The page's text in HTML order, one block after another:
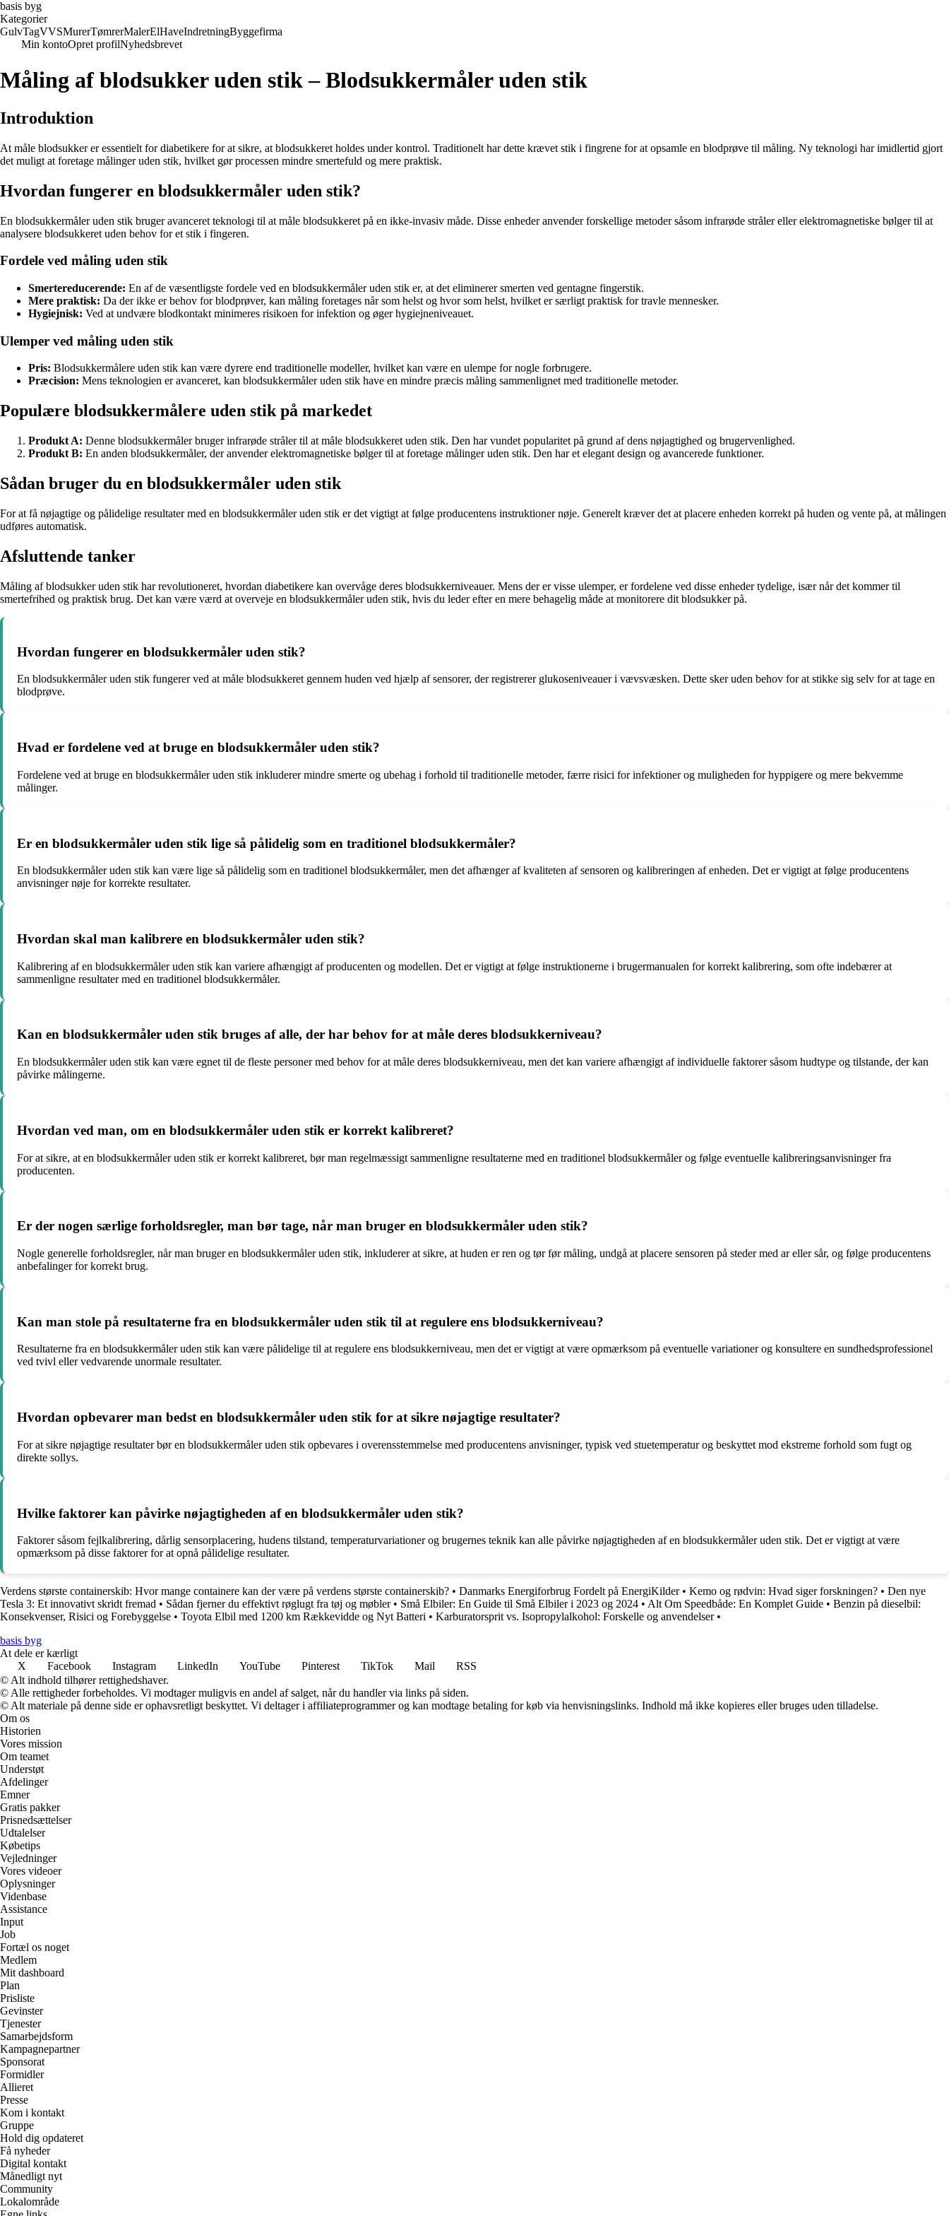
basis byg
Kategorier
GulvTagVVSMurerTømrerMalerElHaveIndretningByggefirma
Min kontoOpret profilNyhedsbrevet
Måling af blodsukker uden stik – Blodsukkermåler uden stik
Introduktion
At måle blodsukker er essentielt for diabetikere for at sikre, at blodsukkeret holdes under kontrol. Traditionelt har dette krævet stik i fingrene for at opsamle en blodprøve til måling. Ny teknologi har imidlertid gjort
det muligt at foretage målinger uden stik, hvilket gør processen mindre smertefuld og mere praktisk.
Hvordan fungerer en blodsukkermåler uden stik?
En blodsukkermåler uden stik bruger avanceret teknologi til at måle blodsukkeret på en ikke-invasiv måde. Disse enheder anvender forskellige metoder såsom infrarøde stråler eller elektromagnetiske bølger til at
analysere blodsukkeret uden behov for et stik i fingeren.
Fordele ved måling uden stik
Smertereducerende: En af de væsentligste fordele ved en blodsukkermåler uden stik er, at det eliminerer smerten ved gentagne fingerstik.
Mere praktisk: Da der ikke er behov for blodprøver, kan måling foretages når som helst og hvor som helst, hvilket er særligt praktisk for travle mennesker.
Hygiejnisk: Ved at undvære blodkontakt minimeres risikoen for infektion og øger hygiejneniveauet.
Ulemper ved måling uden stik
Pris: Blodsukkermålere uden stik kan være dyrere end traditionelle modeller, hvilket kan være en ulempe for nogle forbrugere.
Præcision: Mens teknologien er avanceret, kan blodsukkermåler uden stik have en mindre præcis måling sammenlignet med traditionelle metoder.
Populære blodsukkermålere uden stik på markedet
Produkt A: Denne blodsukkermåler bruger infrarøde stråler til at måle blodsukkeret uden stik. Den har vundet popularitet på grund af dens nøjagtighed og brugervenlighed.
Produkt B: En anden blodsukkermåler, der anvender elektromagnetiske bølger til at foretage målinger uden stik. Den har et elegant design og avancerede funktioner.
Sådan bruger du en blodsukkermåler uden stik
For at få nøjagtige og pålidelige resultater med en blodsukkermåler uden stik er det vigtigt at følge producentens instruktioner nøje. Generelt kræver det at placere enheden korrekt på huden og vente på, at målingen
udføres automatisk.
Afsluttende tanker
Måling af blodsukker uden stik har revolutioneret, hvordan diabetikere kan overvåge deres blodsukkerniveauer. Mens der er visse ulemper, er fordelene ved disse enheder tydelige, især når det kommer til
smertefrihed og praktisk brug. Det kan være værd at overveje en blodsukkermåler uden stik, hvis du leder efter en mere behagelig måde at monitorere dit blodsukker på.
Hvordan fungerer en blodsukkermåler uden stik?
En blodsukkermåler uden stik fungerer ved at måle blodsukkeret gennem huden ved hjælp af sensorer, der registrerer glukoseniveauer i vævsvæsken. Dette sker uden behov for at stikke sig selv for at tage en
blodprøve.
Hvad er fordelene ved at bruge en blodsukkermåler uden stik?
Fordelene ved at bruge en blodsukkermåler uden stik inkluderer mindre smerte og ubehag i forhold til traditionelle metoder, færre risici for infektioner og muligheden for hyppigere og mere bekvemme
målinger.
Er en blodsukkermåler uden stik lige så pålidelig som en traditionel blodsukkermåler?
En blodsukkermåler uden stik kan være lige så pålidelig som en traditionel blodsukkermåler, men det afhænger af kvaliteten af sensoren og kalibreringen af enheden. Det er vigtigt at følge producentens
anvisninger nøje for korrekte resultater.
Hvordan skal man kalibrere en blodsukkermåler uden stik?
Kalibrering af en blodsukkermåler uden stik kan variere afhængigt af producenten og modellen. Det er vigtigt at følge instruktionerne i brugermanualen for korrekt kalibrering, som ofte indebærer at
sammenligne resultater med en traditionel blodsukkermåler.
Kan en blodsukkermåler uden stik bruges af alle, der har behov for at måle deres blodsukkerniveau?
En blodsukkermåler uden stik kan være egnet til de fleste personer med behov for at måle deres blodsukkerniveau, men det kan variere afhængigt af individuelle faktorer såsom hudtype og tilstande, der kan
påvirke målingerne.
Hvordan ved man, om en blodsukkermåler uden stik er korrekt kalibreret?
For at sikre, at en blodsukkermåler uden stik er korrekt kalibreret, bør man regelmæssigt sammenligne resultaterne med en traditionel blodsukkermåler og følge eventuelle kalibreringsanvisninger fra
producenten.
Er der nogen særlige forholdsregler, man bør tage, når man bruger en blodsukkermåler uden stik?
Nogle generelle forholdsregler, når man bruger en blodsukkermåler uden stik, inkluderer at sikre, at huden er ren og tør før måling, undgå at placere sensoren på steder med ar eller sår, og følge producentens
anbefalinger for korrekt brug.
Kan man stole på resultaterne fra en blodsukkermåler uden stik til at regulere ens blodsukkerniveau?
Resultaterne fra en blodsukkermåler uden stik kan være pålidelige til at regulere ens blodsukkerniveau, men det er vigtigt at være opmærksom på eventuelle variationer og konsultere en sundhedsprofessionel
ved tvivl eller vedvarende unormale resultater.
Hvordan opbevarer man bedst en blodsukkermåler uden stik for at sikre nøjagtige resultater?
For at sikre nøjagtige resultater bør en blodsukkermåler uden stik opbevares i overensstemmelse med producentens anvisninger, typisk ved stuetemperatur og beskyttet mod ekstreme forhold som fugt og
direkte sollys.
Hvilke faktorer kan påvirke nøjagtigheden af en blodsukkermåler uden stik?
Faktorer såsom fejlkalibrering, dårlig sensorplacering, hudens tilstand, temperaturvariationer og brugernes teknik kan alle påvirke nøjagtigheden af en blodsukkermåler uden stik. Det er vigtigt at være
opmærksom på disse faktorer for at opnå pålidelige resultater.
Verdens største containerskib: Hvor mange containere kan der være på verdens største containerskib? • Danmarks Energiforbrug Fordelt på EnergiKilder• Kemo og rødvin: Hvad siger forskningen? • Den nye
Tesla 3: Et innovativt skridt fremad • Sådan fjerner du effektivt røglugt fra tøj og møbler• Små Elbiler: En Guide til Små Elbiler i 2023 og 2024 • Alt Om Speedbåde: En Komplet Guide • Benzin på dieselbil:
Konsekvenser, Risici og Forebyggelse • Toyota Elbil med 1200 km Rækkevidde og Nyt Batteri • Karburatorsprit vs. Isopropylalkohol: Forskelle og anvendelser•
basis byg
At dele er kærligt
X
Facebook Instagram LinkedIn YouTube Pinterest TikTok Mail
RSS
© Alt indhold tilhører rettighedshaver.
© Alle rettigheder forbeholdes. Vi modtager muligvis en andel af salget, når du handler via links på siden.
© Alt materiale på denne side er ophavsretligt beskyttet. Vi deltager i affiliateprogrammer og kan modtage betaling for køb via henvisningslinks. Indhold må ikke kopieres eller bruges uden tilladelse.
Om os
Historien
Vores mission
Om teamet
Understøt
Afdelinger
Emner
Gratis pakker
Prisnedsættelser
Udtalelser
Købetips
Vejledninger
Vores videoer
Oplysninger
Videnbase
Assistance
Input
Job
Fortæl os noget
Medlem
Mit dashboard
Plan
Prisliste
Gevinster
Tjenester
Samarbejdsform
Kampagnepartner
Sponsorat
Formidler
Allieret
Presse
Kom i kontakt
Gruppe
Hold dig opdateret
Få nyheder
Digital kontakt
Månedligt nyt
Community
Lokalområde